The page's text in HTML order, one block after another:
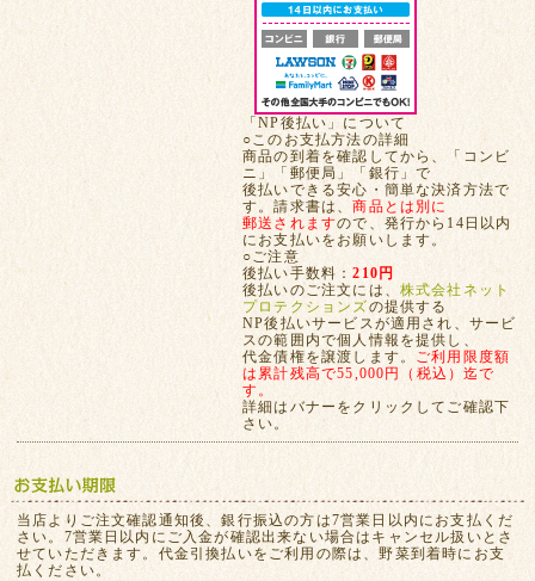
「NP後払い」について
○このお支払方法の詳細
商品の到着を確認してから、「コンビ
ニ」「郵便局」「銀行」で
後払いできる安心・簡単な決済方法で
す。請求書は、商品とは別に
郵送されますので、発行から14日以内
にお支払いをお願いします。
○ご注意
後払い手数料：210円
後払いのご注文には、 株式会社ネット
プロテクションズの提供する
NP後払いサービスが適用され、サービ
スの範囲内で個人情報を提供し、
代金債権を譲渡します。 ご利用限度額
は累計残高で55,000円（税込）迄で
す。
詳細はバナーをクリックしてご確認下
さい。
当店よりご注文確認通知後、銀行振込の方は7営業日以内にお支払くだ
さい。7営業日以内にご入金が確認出来ない場合はキャンセル扱いとさ
せていただきます。代金引換払いをご利用の際は、野菜到着時にお支
払ください。